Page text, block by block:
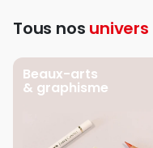
Tous nos univers
Beaux-arts
& graphisme